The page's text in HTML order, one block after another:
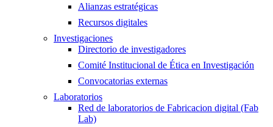
Alianzas estratégicas
Recursos digitales
Investigaciones
Directorio de investigadores
Comité Institucional de Ética en Investigación
Convocatorias externas
Laboratorios
Red de laboratorios de Fabricacion digital (Fab
Lab)